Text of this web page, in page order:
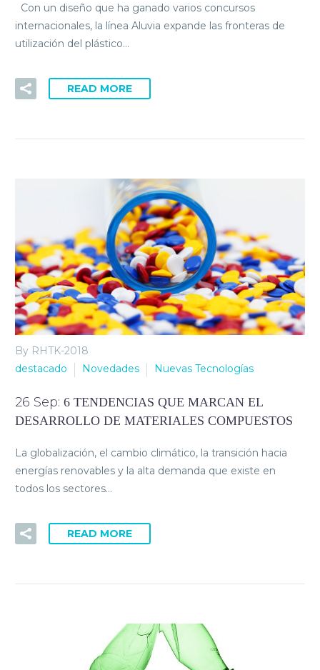
Con un diseño que ha ganado varios concursos
internacionales, la línea Aluvia expande las fronteras de
utilización del plástico…
READ MORE
By RHTK-2018
destacado
Novedades Nuevas Tecnologías
26 Sep: 6 TENDENCIAS QUE MARCAN EL
DESARROLLO DE MATERIALES COMPUESTOS
La globalización, el cambio climático, la transición hacia
energías renovables y la alta demanda que existe en
todos los sectores…
READ MORE